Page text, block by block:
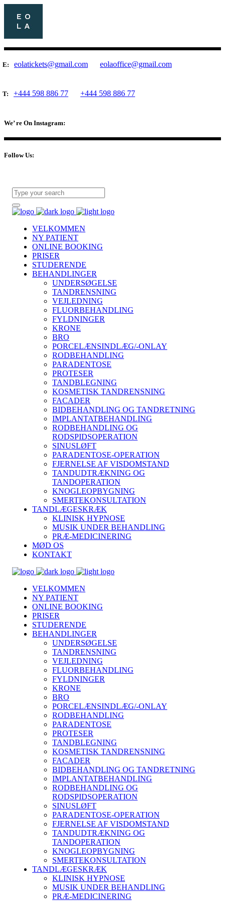
E: eolatickets@gmail.com eolaoffice@gmail.com
T: +444 598 886 77 +444 598 886 77
We’ re On Instagram:
Follow Us:
VELKOMMEN
NY PATIENT
ONLINE BOOKING
PRISER
STUDERENDE
BEHANDLINGER
UNDERSØGELSE
TANDRENSNING
VEJLEDNING
FLUORBEHANDLING
FYLDNINGER
KRONE
BRO
PORCELÆNSINDLÆG/-ONLAY
RODBEHANDLING
PARADENTOSE
PROTESER
TANDBLEGNING
KOSMETISK TANDRENSNING
FACADER
BIDBEHANDLING OG TANDRETNING
IMPLANTATBEHANDLING
RODBEHANDLING OG
RODSPIDSOPERATION
SINUSLØFT
PARADENTOSE-OPERATION
FJERNELSE AF VISDOMSTAND
TANDUDTRÆKNING OG
TANDOPERATION
KNOGLEOPBYGNING
SMERTEKONSULTATION
TANDLÆGESKRÆK
KLINISK HYPNOSE
MUSIK UNDER BEHANDLING
PRÆ-MEDICINERING
MØD OS
KONTAKT
VELKOMMEN
NY PATIENT
ONLINE BOOKING
PRISER
STUDERENDE
BEHANDLINGER
UNDERSØGELSE
TANDRENSNING
VEJLEDNING
FLUORBEHANDLING
FYLDNINGER
KRONE
BRO
PORCELÆNSINDLÆG/-ONLAY
RODBEHANDLING
PARADENTOSE
PROTESER
TANDBLEGNING
KOSMETISK TANDRENSNING
FACADER
BIDBEHANDLING OG TANDRETNING
IMPLANTATBEHANDLING
RODBEHANDLING OG
RODSPIDSOPERATION
SINUSLØFT
PARADENTOSE-OPERATION
FJERNELSE AF VISDOMSTAND
TANDUDTRÆKNING OG
TANDOPERATION
KNOGLEOPBYGNING
SMERTEKONSULTATION
TANDLÆGESKRÆK
KLINISK HYPNOSE
MUSIK UNDER BEHANDLING
PRÆ-MEDICINERING